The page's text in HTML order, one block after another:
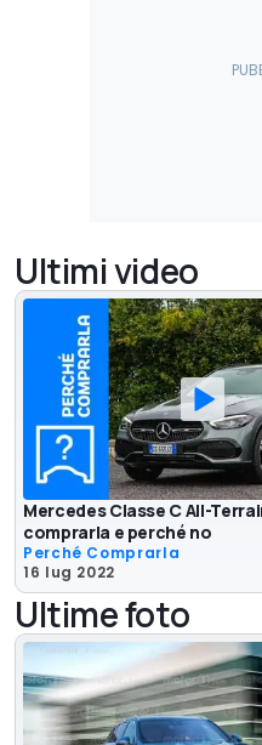
Ultimi video
Mercedes Classe C All-
comprarla e perché no
Perché Comprarla
16 lug 2022
Ultime foto